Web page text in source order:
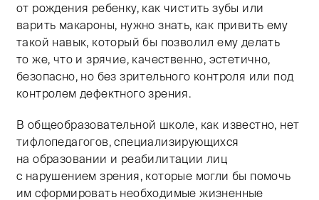
от рождения ребенку, как чистить зубы или
варить макароны, нужно знать, как привить ему
такой навык, который бы позволил ему делать
то же, что и зрячие, качественно, эстетично,
безопасно, но без зрительного контроля или под
контролем дефектного зрения.
В общеобразовательной школе, как известно, нет
тифлопедагогов, специализирующихся
на образовании и реабилитации лиц
с нарушением зрения, которые могли бы помочь
им сформировать необходимые жизненные